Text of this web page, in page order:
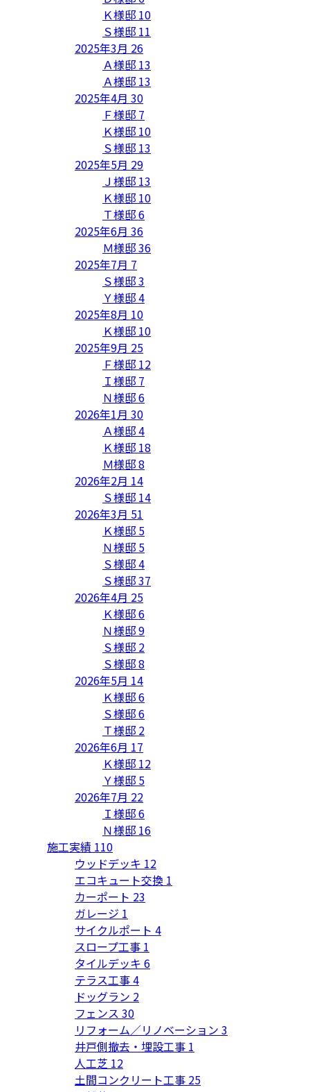
Ｋ様邸 10
Ｓ様邸 11
2025年3月 26
Ａ様邸 13
Ａ様邸 13
2025年4月 30
Ｆ様邸 7
Ｋ様邸 10
Ｓ様邸 13
2025年5月 29
Ｊ様邸 13
Ｋ様邸 10
Ｔ様邸6
2025年6月 36
Ｍ様邸36
2025年7月 7
Ｓ様邸3
Ｙ様邸4
2025年8月 10
Ｋ様邸 10
2025年9月 25
Ｆ様邸 12
Ｉ様邸 7
Ｎ様邸6
2026年1月 30
Ａ様邸4
Ｋ様邸 18
Ｍ様邸8
2026年2月 14
Ｓ様邸 14
2026年3月 51
Ｋ様邸 5
Ｎ様邸 5
Ｓ様邸4
Ｓ様邸37
2026年4月 25
Ｋ様邸6
Ｎ様邸9
Ｓ様邸 2
Ｓ様邸8
2026年5月 14
Ｋ様邸6
Ｓ様邸6
Ｔ様邸 2
2026年6月 17
Ｋ様邸 12
Ｙ様邸 5
2026年7月 22
Ｉ様邸6
Ｎ様邸 16
施工実績 110
ウッドデッキ 12
エコキュート交換 1
カーポート 23
ガレージ 1
サイクルポート 4
スロープ工事 1
タイルデッキ 6
テラス工事4
ドッグラン 2
フェンス 30
リフォーム／リノベーション 3
井戸側撤去・埋設工事 1
人工芝 12
土間コンクリート工事 25